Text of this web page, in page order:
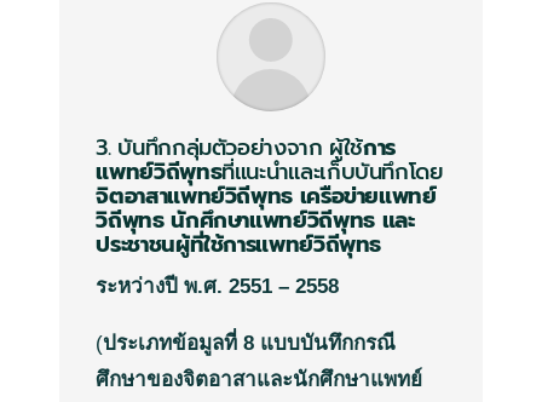
3. บันทึกกลุ่มตัวอย่างจาก ผู้ใช้การ
แพทย์วิถีพุทธที่แนะนำและเก็บบันทึกโดย
จิตอาสาแพทย์วิถีพุทธ เครือข่ายแพทย์
วิถีพุทธ นักศึกษาแพทย์วิถีพุทธ และ
ประชาชนผู้ที่ใช้การแพทย์วิถีพุทธ
ระหว่างปี พ.ศ.2551 – 2558
(ประเภทข้อมูลที่ 8 แบบบันทึกกรณี
ศึกษาของจิตอาสาและนักศึกษาแพทย์